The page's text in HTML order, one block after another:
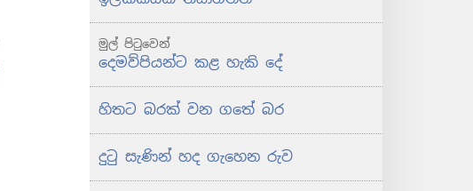
මුල් පිටුවෙන්
දෙමව්පියන්ට කළ හැකි දේ
හිතට බරක් වන ගතේ බර
දුටු සැණින් හද ගැහෙන රුව